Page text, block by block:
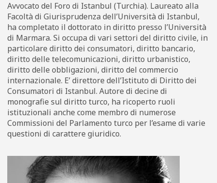
Avvocato del Foro di Istanbul (Turchia). Laureato alla
Facoltà di Giurisprudenza dell’Università di Istanbul,
ha completato il dottorato in diritto presso l’Università
di Marmara. Si occupa di vari settori del diritto civile, in
particolare diritto dei consumatori, diritto bancario,
diritto delle telecomunicazioni, diritto urbanistico,
diritto delle obbligazioni, diritto del commercio
internazionale. E’ direttore dell’Istituto di Diritto dei
Consumatori di Istanbul. Autore di decine di
monografie sul diritto turco, ha ricoperto ruoli
istituzionali anche come membro di numerose
Commissioni del Parlamento turco per l’esame di varie
questioni di carattere giuridico.